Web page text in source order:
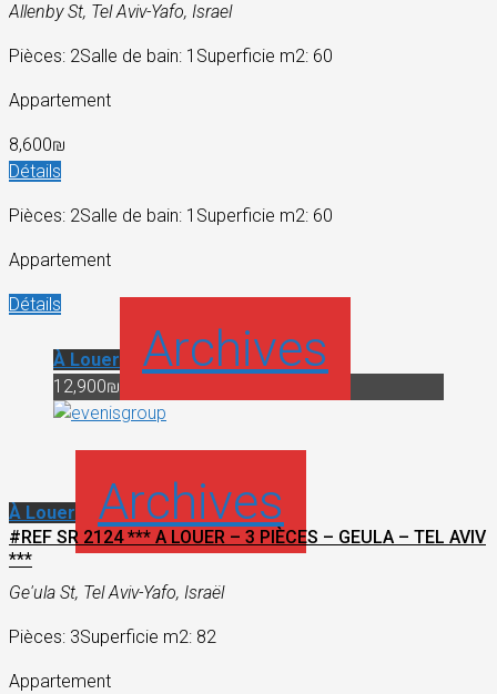
Allenby St, Tel Aviv-Yafo, Israel
Pièces: 2Salle de bain: 1 Superficie m2: 60
Appartement
8,600₪
Détails
Pièces: 2Salle de bain: 1 Superficie m2: 60
Appartement
Détails
À Louer Archives
12,900₪
À Louer Archives
#REF SR 2124 *** A LOUER – 3 PIÈCES – GEULA – TEL AVIV
***
Ge'ula St, Tel Aviv-Yafo, Israël
Pièces: 3Superficie m2: 82
Appartement